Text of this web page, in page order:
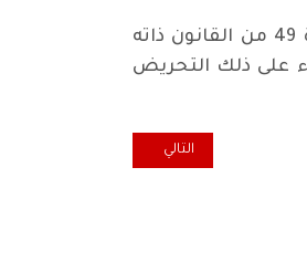
1– من حرض على ارتكابها فوقعت بناء على ذلك التحريض). وهذا الشريك يعتبره فاعلا القانون فاعلا للجريمة بحكم المادة 49 من القانون ذاته
على ذلك التحريض
المقال التالي: الثائر الغائب..
التالي